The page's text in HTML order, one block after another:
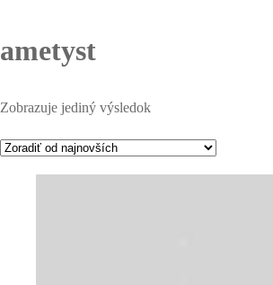
ametyst
Zobrazuje jediný výsledok